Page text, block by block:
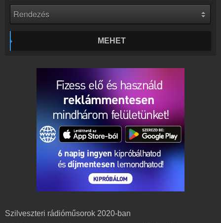
Partnerek
Rádiós partnerek
Online rádió készítés
MEHET
Szilveszteri rádióműsorok 2020-ban